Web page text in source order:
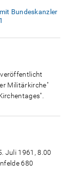
Bundeskanzler
veröffentlicht
Militärkirche"
Juli 1961, 8.00
680